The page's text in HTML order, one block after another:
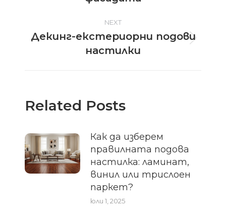
NEXT
Next
post:
Декинг-екстериорни подови
настилки
Related Posts
Как да изберем
правилната подова
настилка: ламинат,
винил или трислоен
паркет?
юли 1, 2025